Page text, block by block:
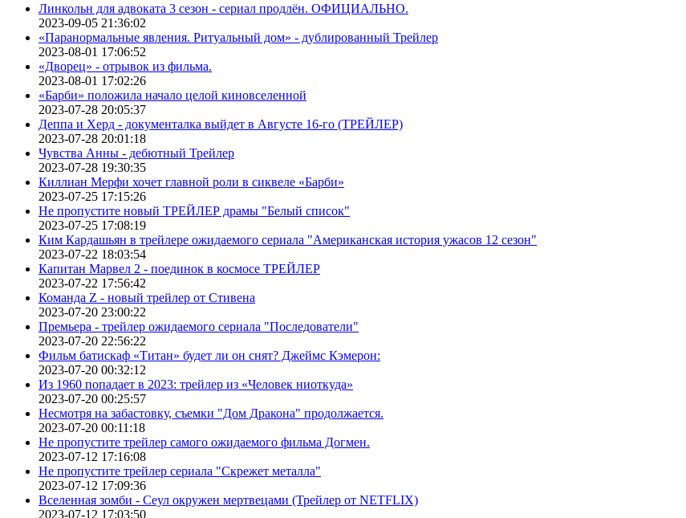
Линкольн для адвоката 3 сезон - сериал продлён. ОФИЦИАЛЬНО.
2023-09-05 21:36:02
«Паранормальные явления. Ритуальный дом» - дублированный Трейлер
2023-08-01 17:06:52
«Дворец» - отрывок из фильма.
2023-08-01 17:02:26
«Барби» положила начало целой киновселенной
2023-07-28 20:05:37
Деппа и Херд - документалка выйдет в Августе 16-го (ТРЕЙЛЕР)
2023-07-28 20:01:18
Чувства Анны - дебютный Трейлер
2023-07-28 19:30:35
Киллиан Мерфи хочет главной роли в сиквеле «Барби»
2023-07-25 17:15:26
Не пропустите новый ТРЕЙЛЕР драмы "Белый список"
2023-07-25 17:08:19
Ким Кардашьян в трейлере ожидаемого сериала "Американская история ужасов 12 сезон"
2023-07-22 18:03:54
Капитан Марвел 2 - поединок в космосе ТРЕЙЛЕР
2023-07-22 17:56:42
Команда Z - новый трейлер от Стивена
2023-07-20 23:00:22
Премьера - трейлер ожидаемого сериала "Последователи"
2023-07-20 22:56:22
Фильм батискаф «Титан» будет ли он снят? Джеймс Кэмерон:
2023-07-20 00:32:12
Из 1960 попадает в 2023: трейлер из «Человек ниоткуда»
2023-07-20 00:25:57
Несмотря на забастовку, съемки "Дом Дракона" продолжается.
2023-07-20 00:11:18
Не пропустите трейлер самого ожидаемого фильма Догмен.
2023-07-12 17:16:08
Не пропустите трейлер сериала "Скрежет металла"
2023-07-12 17:09:36
Вселенная зомби - Сеул окружен мертвецами (Трейлер от NETFLIX)
2023-07-12 17:03:50